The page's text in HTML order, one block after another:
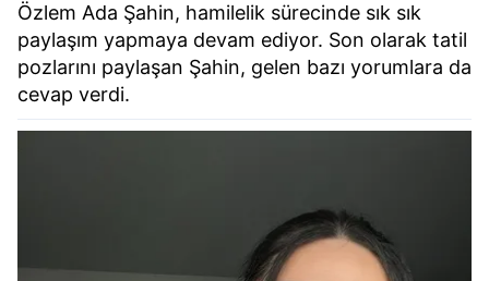
Özlem Ada Şahin, hamilelik sürecinde sık sık
paylaşım yapmaya devam ediyor. Son olarak tatil
pozlarını paylaşan Şahin, gelen bazı yorumlara da
cevap verdi.